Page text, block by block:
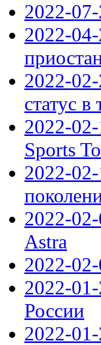
2022-
2022-
2022-
статус
2022-
Sports
2022-02-
2022-02-
Astra
2022-
2022-
России
2022-